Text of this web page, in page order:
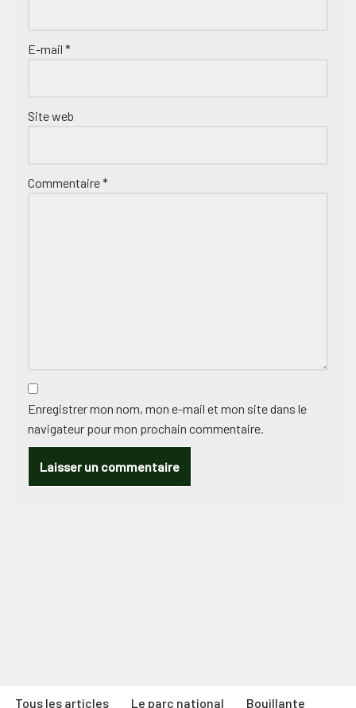
E-mail *
Site web
Commentaire*
Enregistrer mon nom, mon e-mail et mon site dans le
navigateur pour mon prochain commentaire.
Tous les articles Le parc national Bouillante